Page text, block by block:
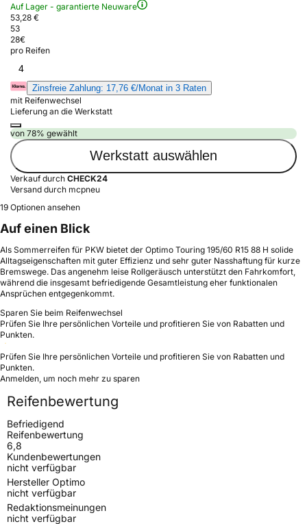
Auf Lager - garantierte Neuware
53,28 €
53
28€
pro Reifen
4
Zinsfreie Zahlung: 17,76 €/Monat in 3 Raten
mit Reifenwechsel
Lieferung an die Werkstatt
von 78% gewählt
Werkstatt auswählen
Verkauf durch CHECK24
Versand durch mcpneu
19 Optionen ansehen
Auf einen Blick
Als Sommerreifen für PKW bietet der Optimo Touring 195/60 R15 88 H solide
Alltagseigenschaften mit guter Effizienz und sehr guter Nasshaftung für kurze
Bremswege. Das angenehm leise Rollgeräusch unterstützt den Fahrkomfort,
während die insgesamt befriedigende Gesamtleistung eher funktionalen
Ansprüchen entgegenkommt.
Sparen Sie beim Reifenwechsel
Prüfen Sie Ihre persönlichen Vorteile und profitieren Sie von Rabatten und
Punkten.
Prüfen Sie Ihre persönlichen Vorteile und profitieren Sie von Rabatten und
Punkten.
Anmelden, um noch mehr zu sparen
Reifenbewertung
Befriedigend
Reifenbewertung
6,8
Kundenbewertungen
nicht verfügbar
Hersteller Optimo
nicht verfügbar
Redaktionsmeinungen
nicht verfügbar